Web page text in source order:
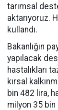
tarımsal
aktarıyoruz.
kullandı.
Bakanlığın
yapılacak
hastalıkları
kırsal
bin 482 lira,
milyon 35